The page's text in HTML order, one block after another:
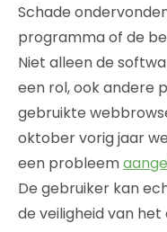
Schade
programma of de
Niet alleen de
een rol, ook andere
gebruikte
oktober vorig jaar
een probleem
De gebruiker kan
de veiligheid van